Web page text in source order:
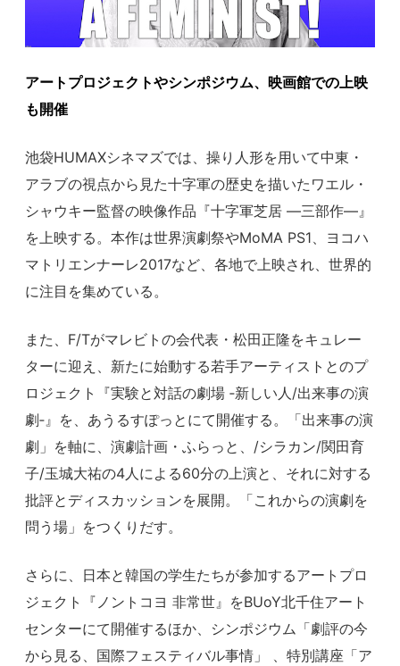
アートプロジェクトやシンポジウム、映画館での上映
も開催
池袋HUMAXシネマズでは、操り人形を用いて中東・
アラブの視点から見た十字軍の歴史を描いたワエル・
シャウキー監督の映像作品『十字軍芝居 ―三部作―』
を上映する。本作は世界演劇祭やMoMA PS1、ヨコハ
マトリエンナーレ2017など、各地で上映され、世界的
に注目を集めている。
また、F/Tがマレビトの会代表・松田正隆をキュレー
ターに迎え、新たに始動する若手アーティストとのプ
ロジェクト『実験と対話の劇場 ‐新しい人/出来事の演
劇‐』を、あうるすぽっとにて開催する。「出来事の演
劇」を軸に、演劇計画・ふらっと、/シラカン/関田育
子/玉城大祐の4人による60分の上演と、それに対する
批評とディスカッションを展開。「これからの演劇を
問う場」をつくりだす。
さらに、日本と韓国の学生たちが参加するアートプロ
ジェクト『ノントコヨ 非常世』をBUoY北千住アート
センターにて開催するほか、シンポジウム「劇評の今
から見る、国際フェスティバル事情」 、特別講座「ア